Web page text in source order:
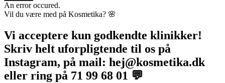
An error occured.
Vil du være med på Kosmetika? 🌸​
Vi acceptere kun godkendte klinikker!
Skriv helt uforpligtende til os på
Instagram, på mail: hej@kosmetika.dk
eller ring på 71 99 68 01 💬